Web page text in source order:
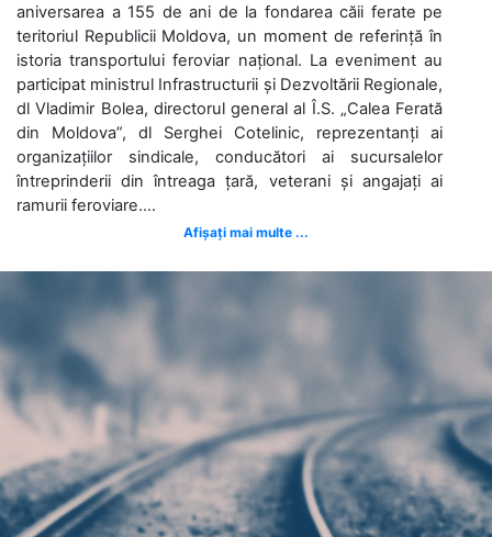
aniversarea a 155 de ani de la fondarea căii ferate pe
teritoriul Republicii Moldova, un moment de referință în
istoria transportului feroviar național. La eveniment au
participat ministrul Infrastructurii și Dezvoltării Regionale,
dl Vladimir Bolea, directorul general al Î.S. „Calea Ferată
din Moldova”, dl Serghei Cotelinic, reprezentanți ai
organizațiilor sindicale, conducători ai sucursalelor
întreprinderii din întreaga țară, veterani și angajați ai
ramurii feroviare....
Afișați mai multe ...